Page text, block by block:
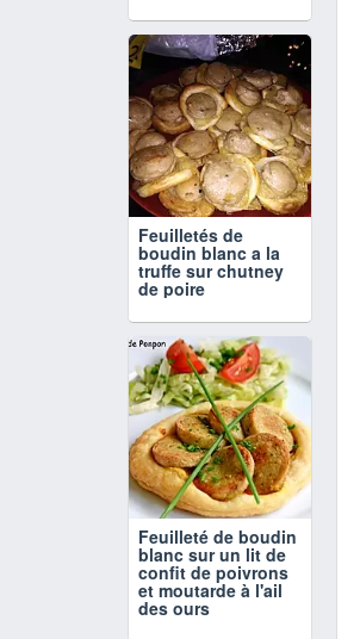
Feuilletés de
boudin blanc a la
truffe sur chutney
de poire
Feuilleté de boudin
blanc sur un lit de
confit de poivrons
et moutarde à l'ail
des ours